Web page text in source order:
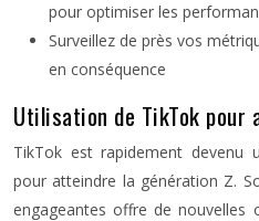
pour optimiser les
Surveillez de près vos
en conséquence
Utilisation de TikTok pour
TikTok est rapidement devenu
pour atteindre la génération Z.
engageantes offre de nouvelles